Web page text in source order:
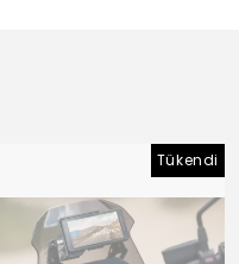
Tükendi